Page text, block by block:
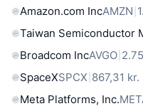
Amazon.com IncAMZN
Taiwan Semiconductor
Broadcom IncAVGO
SpaceXSPCX 867,31 kr.
Meta Platforms, Inc.